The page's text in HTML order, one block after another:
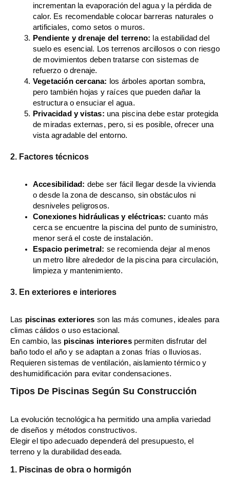
incrementan la evaporación del agua y la pérdida de
calor. Es recomendable colocar barreras naturales o
artificiales, como setos o muros.
Pendiente y drenaje del terreno: la estabilidad del
suelo es esencial. Los terrenos arcillosos o con riesgo
de movimientos deben tratarse con sistemas de
refuerzo o drenaje.
Vegetación cercana: los árboles aportan sombra,
pero también hojas y raíces que pueden dañar la
estructura o ensuciar el agua.
Privacidad y vistas: una piscina debe estar protegida
de miradas externas, pero, si es posible, ofrecer una
vista agradable del entorno.
2. Factores técnicos
Accesibilidad: debe ser fácil llegar desde la vivienda
o desde la zona de descanso, sin obstáculos ni
desniveles peligrosos.
Conexiones hidráulicas y eléctricas: cuanto más
cerca se encuentre la piscina del punto de suministro,
menor será el coste de instalación.
Espacio perimetral: se recomienda dejar al menos
un metro libre alrededor de la piscina para circulación,
limpieza y mantenimiento.
3. En exteriores e interiores
Las piscinas exteriores son las más comunes, ideales para
climas cálidos o uso estacional.
En cambio, las piscinas interiorespermiten disfrutar del
baño todo el año y se adaptan a zonas frías o lluviosas.
Requieren sistemas de ventilación, aislamiento térmico y
deshumidificación para evitar condensaciones.
Tipos De Piscinas Según Su Construcción
La evolución tecnológica ha permitido una amplia variedad
de diseños y métodos constructivos.
Elegir el tipo adecuado dependerá del presupuesto, el
terreno y la durabilidad deseada.
1. Piscinas de obra o hormigón